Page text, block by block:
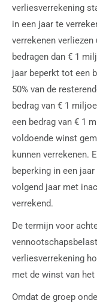
verliesverrekening
in een jaar te
verrekenen
bedragen dan € 1
jaar beperkt tot een
50% van de
bedrag van € 1
een bedrag van € 1
voldoende winst
kunnen verrekenen.
beperking in een
volgend jaar met
verrekend.
De termijn voor
verliesverrekening
met de winst van het
Omdat de groep